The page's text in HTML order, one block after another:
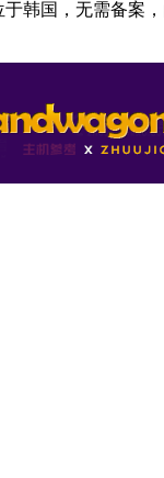
韩国，无需备案